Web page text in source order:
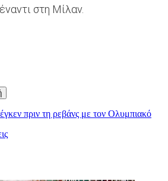
στη Μίλαν.
πριν τη ρεβάνς με τον Ολυμπιακό